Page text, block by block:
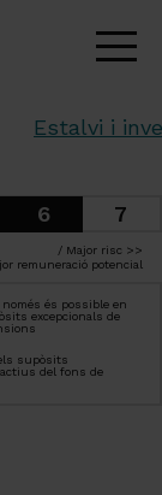
Estalvi i
6 7
/ Major risc >>
remuneració potencial
és possible en
excepcionals de
supòsits
del fons de